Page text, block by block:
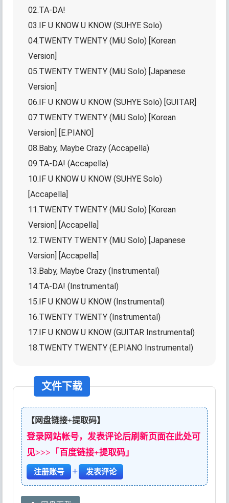
02.TA-DA!
03.IF U KNOW U KNOW (SUHYE Solo)
04.TWENTY TWENTY (MiU Solo) [Korean
Version]
05.TWENTY TWENTY (MiU Solo) [Japanese
Version]
06.IF U KNOW U KNOW (SUHYE Solo) [GUITAR]
07.TWENTY TWENTY (MiU Solo) [Korean
Version] [E.PIANO]
08.Baby, Maybe Crazy (Accapella)
09.TA-DA! (Accapella)
10.IF U KNOW U KNOW (SUHYE Solo)
[Accapella]
11.TWENTY TWENTY (MiU Solo) [Korean
Version] [Accapella]
12.TWENTY TWENTY (MiU Solo) [Japanese
Version] [Accapella]
13.Baby, Maybe Crazy (Instrumental)
14.TA-DA! (Instrumental)
15.IF U KNOW U KNOW (Instrumental)
16.TWENTY TWENTY (Instrumental)
17.IF U KNOW U KNOW (GUITAR Instrumental)
18.TWENTY TWENTY (E.PIANO Instrumental)
文件下载
【网盘链接+提取码】
登录网站帐号，发表评论后刷新页面在此处可
见>>>「百度链接+提取码」
注册账号 + 发表评论